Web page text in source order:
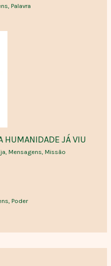
, Palavra
HUMANIDADE JÁ VIU
Mensagens Missão
, Poder